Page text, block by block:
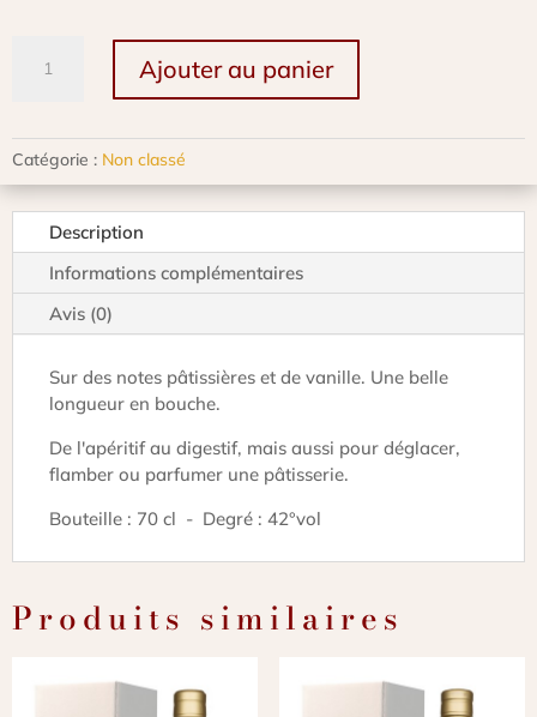
42°vol
-
70
Ajouter au panier
Catégorie : Non classé
Description
Informations complémentaires
Avis (0)
Sur des notes pâtissières et de vanille. Une belle
longueur en bouche.
De l'apéritif au digestif, mais aussi pour déglacer,
flamber ou parfumer une pâtisserie.
Bouteille : 70 cl - Degré : 42°vol
Produits similaires